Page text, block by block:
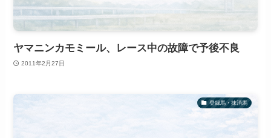
ヤマニンカモミール、レース中の故障で予後不良
2011年2月27日
登録馬・抹消馬